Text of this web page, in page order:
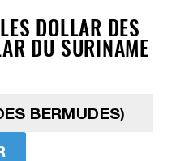
DOLLAR DES
DU SURINAME
BERMUDES)